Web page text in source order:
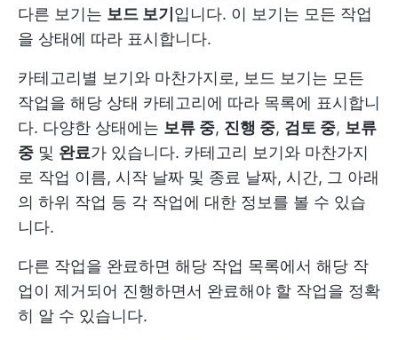
다른 보기는 보드 보기 입니다. 이 보기는 모든 작업
을 상태에 따라 표시합니다.
카테고리별 보기와 마찬가지로, 보드 보기는 모든
작업을 해당 상태 카테고리에 따라 목록에 표시합니
다. 다양한 상태에는 보류 중, 진행 중, 검토 중, 보류
중 및 완료가 있습니다. 카테고리 보기와 마찬가지
로 작업 이름, 시작 날짜 및 종료 날짜, 시간, 그 아래
의 하위 작업 등 각 작업에 대한 정보를 볼 수 있습
니다.
다른 작업을 완료하면 해당 작업 목록에서 해당 작
업이 제거되어 진행하면서 완료해야 할 작업을 정확
히 알 수 있습니다.